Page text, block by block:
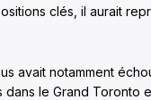
clés, il aurait
avait notamment
dans le Grand Toronto